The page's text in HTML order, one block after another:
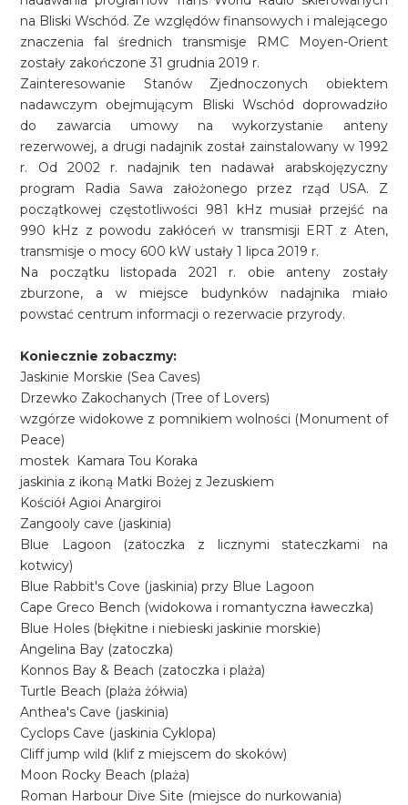
na Bliski Wschód. Ze względów finansowych i malejącego
znaczenia fal średnich transmisje RMC Moyen-Orient
zostały zakończone 31 grudnia 2019 r.
Zainteresowanie Stanów Zjednoczonych obiektem
nadawczym obejmującym Bliski Wschód doprowadziło
do zawarcia umowy na wykorzystanie anteny
rezerwowej, a drugi nadajnik został zainstalowany w 1992
r. Od 2002 r. nadajnik ten nadawał arabskojęzyczny
program Radia Sawa założonego przez rząd USA. Z
początkowej częstotliwości 981 kHz musiał przejść na
990 kHz z powodu zakłóceń w transmisji ERT z Aten,
transmisje o mocy 600 kW ustały 1 lipca 2019 r.
Na początku listopada 2021 r. obie anteny zostały
zburzone, a w miejsce budynków nadajnika miało
powstać centrum informacji o rezerwacie przyrody.
Koniecznie zobaczmy:
Jaskinie Morskie (Sea Caves)
Drzewko Zakochanych (Tree of Lovers)
wzgórze widokowe z pomnikiem wolności (Monument of
Peace)
mostek Kamara Tou Koraka
jaskinia z ikoną Matki Bożej z Jezuskiem
Kościół Agioi Anargiroi
Zangooly cave (jaskinia)
Blue Lagoon (zatoczka z licznymi stateczkami na
kotwicy)
Blue Rabbit's Cove (jaskinia) przy Blue Lagoon
Cape Greco Bench (widokowa i romantyczna ławeczka)
Blue Holes (błękitne i niebieski jaskinie morskie)
Angelina Bay (zatoczka)
Konnos Bay & Beach (zatoczka i plaża)
Turtle Beach (plaża żółwia)
Anthea's Cave (jaskinia)
Cyclops Cave (jaskinia Cyklopa)
Cliff jump wild (klif z miejscem do skoków)
Moon Rocky Beach (plaża)
Roman Harbour Dive Site (miejsce do nurkowania)